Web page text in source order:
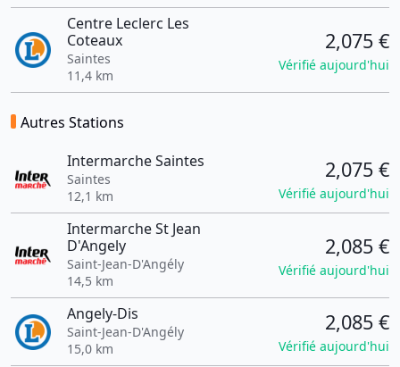
Centre Leclerc Les
Coteaux
Saintes
11,4 km
2,075 €
Vérifié aujourd'hui
Autres Stations
Intermarche Saintes
Saintes
12,1 km
2,075 €
Vérifié aujourd'hui
Intermarche St Jean
D'Angely
Saint-Jean-D'Angély
14,5 km
2,085 €
Vérifié aujourd'hui
Angely-Dis
Saint-Jean-D'Angély
15,0 km
2,085 €
Vérifié aujourd'hui